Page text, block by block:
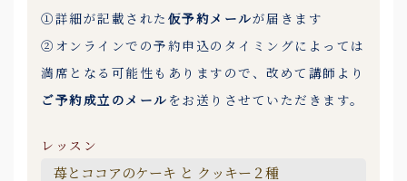
①詳細が記載された 仮予約メールが届きます
②オンラインでの予約申込のタイミングによっては
満席となる可能性もありますので、改めて講師より
ご予約成立のメール をお送りさせていただきます。
レッスン